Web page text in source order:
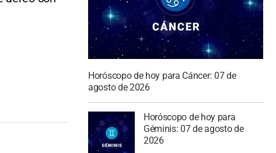
Horóscopo de hoy para Cáncer: 07 de
agosto de 2026
Horóscopo de hoy para
Géminis: 07 de agosto de
2026